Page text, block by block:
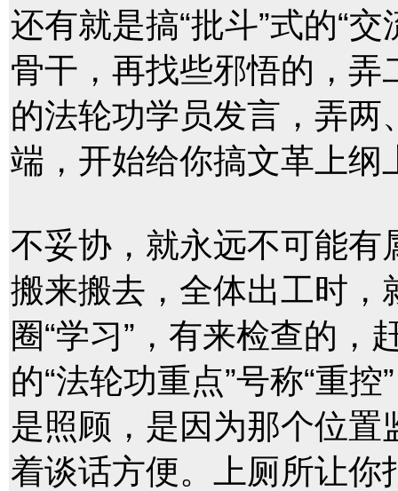
还有就是搞“批斗”式的“
骨干，再找些邪悟的，
的法轮功学员发言，弄
端，开始给你搞文革上纲
不妥协，就永远不可能
搬来搬去，全体出工时
圈“学习”，有来检查的，
的“法轮功重点”号称“重
是照顾，是因为那个位
着谈话方便。上厕所让